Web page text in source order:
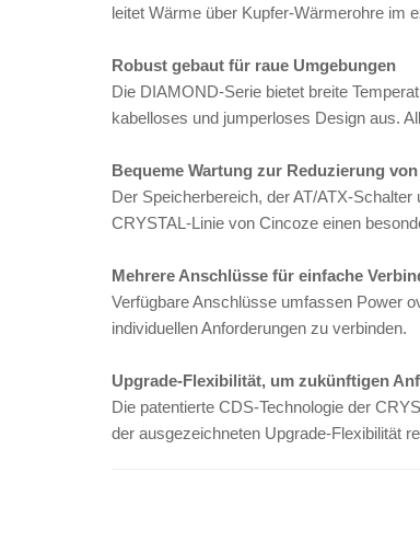
leitet Wärme über Kupfer-Wärmerohre im
Robust gebaut für raue Umgebungen
Die DIAMOND-Serie bietet breite
kabelloses und jumperloses Design aus.
Bequeme Wartung zur Reduzierung
Der Speicherbereich, der AT/ATX-
CRYSTAL-Linie von Cincoze einen
Mehrere Anschlüsse für einfache
Verfügbare Anschlüsse umfassen Power
individuellen Anforderungen zu verbinden.
Upgrade-Flexibilität, um zukünftigen
Die patentierte CDS-Technologie der
der ausgezeichneten Upgrade-Flexibilität